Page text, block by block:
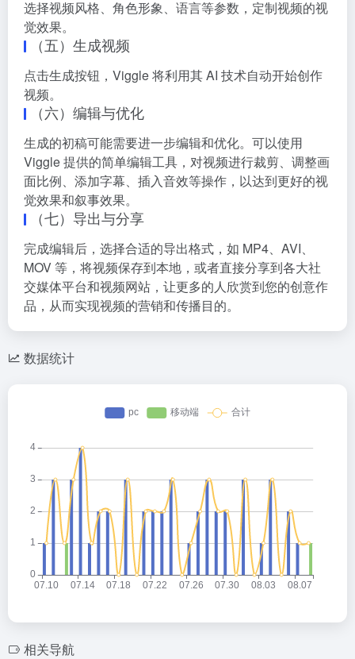
选择视频风格、角色形象、语言等参数，定制视频的视
觉效果。
（五）生成视频
点击生成按钮，Viggle 将利用其 AI 技术自动开始创作
视频。
（六）编辑与优化
生成的初稿可能需要进一步编辑和优化。可以使用
Viggle 提供的简单编辑工具，对视频进行裁剪、调整画
面比例、添加字幕、插入音效等操作，以达到更好的视
觉效果和叙事效果。
（七）导出与分享
完成编辑后，选择合适的导出格式，如 MP4、AVI、
MOV 等，将视频保存到本地，或者直接分享到各大社
交媒体平台和视频网站，让更多的人欣赏到您的创意作
品，从而实现视频的营销和传播目的。
数据统计
相关导航